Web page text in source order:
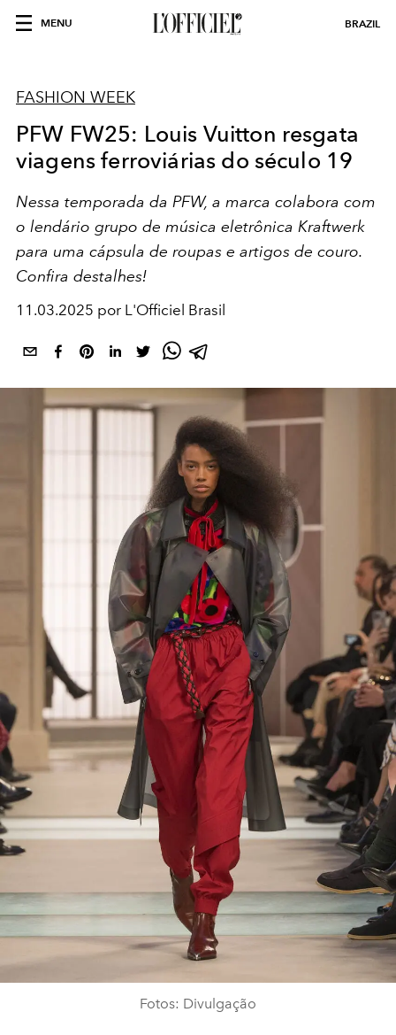
MENU BRAZIL
FASHION WEEK
PFW FW25: Louis Vuitton resgata
viagens ferroviárias do século 19
Nessa temporada da PFW, a marca colabora com
o lendário grupo de música eletrônica Kraftwerk
para uma cápsula de roupas e artigos de couro.
Confira destalhes!
11.03.2025 por L'Officiel Brasil
Fotos: Divulgação